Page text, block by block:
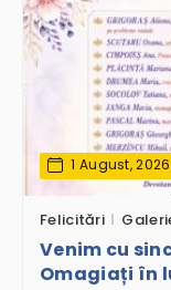
1 August, 2026
Felicitări
Venim cu
Omagiați în